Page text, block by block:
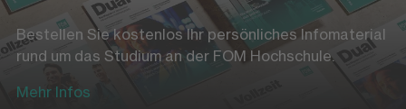
Bestellen Sie kostenlos Ihr persönliches Infomaterial
rund um das Studium an der FOM Hochschule.
Mehr Infos